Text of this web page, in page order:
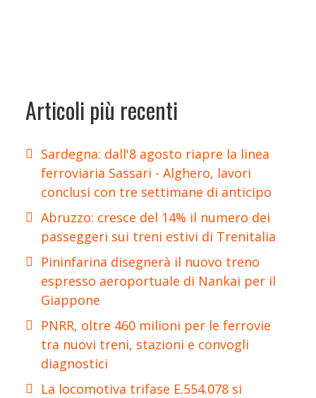
Articoli più recenti
Sardegna: dall'8 agosto riapre la linea
ferroviaria Sassari - Alghero, lavori
conclusi con tre settimane di anticipo
Abruzzo: cresce del 14% il numero dei
passeggeri sui treni estivi di Trenitalia
Pininfarina disegnerà il nuovo treno
espresso aeroportuale di Nankai per il
Giappone
PNRR, oltre 460 milioni per le ferrovie
tra nuovi treni, stazioni e convogli
diagnostici
La locomotiva trifase E.554.078 si